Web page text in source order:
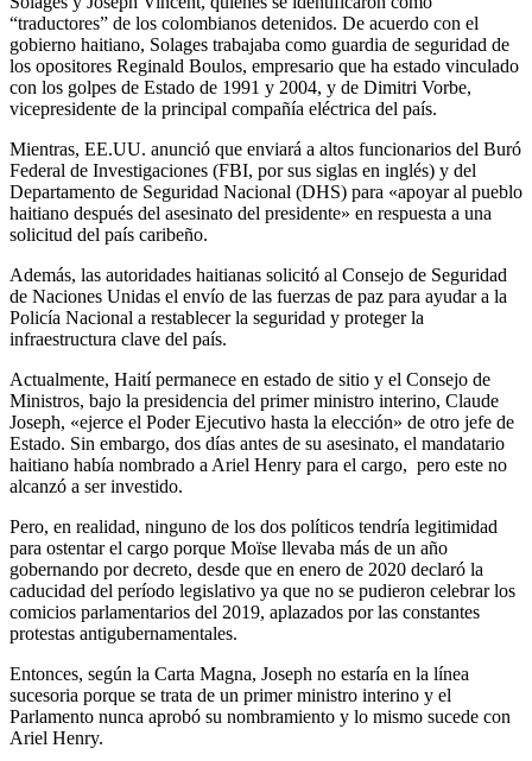
“traductores” de los colombianos detenidos. De acuerdo con el
gobierno haitiano, Solages trabajaba como guardia de seguridad de
los opositores Reginald Boulos, empresario que ha estado vinculado
con los golpes de Estado de 1991 y 2004, y de Dimitri Vorbe,
vicepresidente de la principal compañía eléctrica del país.
Mientras, EE.UU. anunció que enviará a altos funcionarios del Buró
Federal de Investigaciones (FBI, por sus siglas en inglés) y del
Departamento de Seguridad Nacional (DHS) para «apoyar al pueblo
haitiano después del asesinato del presidente» en respuesta a una
solicitud del país caribeño.
Además, las autoridades haitianas solicitó al Consejo de Seguridad
de Naciones Unidas el envío de las fuerzas de paz para ayudar a la
Policía Nacional a restablecer la seguridad y proteger la
infraestructura clave del país.
Actualmente, Haití permanece en estado de sitio y el Consejo de
Ministros, bajo la presidencia del primer ministro interino, Claude
Joseph, «ejerce el Poder Ejecutivo hasta la elección» de otro jefe de
Estado. Sin embargo, dos días antes de su asesinato, el mandatario
haitiano había nombrado a Ariel Henry para el cargo, pero este no
alcanzó a ser investido.
Pero, en realidad, ninguno de los dos políticos tendría legitimidad
para ostentar el cargo porque Moïse llevaba más de un año
gobernando por decreto, desde que en enero de 2020 declaró la
caducidad del período legislativo ya que no se pudieron celebrar los
comicios parlamentarios del 2019, aplazados por las constantes
protestas antigubernamentales.
Entonces, según la Carta Magna, Joseph no estaría en la línea
sucesoria porque se trata de un primer ministro interino y el
Parlamento nunca aprobó su nombramiento y lo mismo sucede con
Ariel Henry.